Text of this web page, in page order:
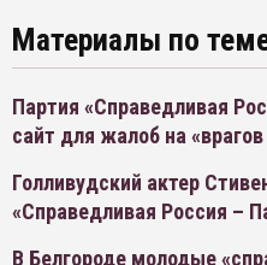
Материалы по
Партия «Справедливая
сайт для жалоб на
Голливудский актер
«Справедливая Россия –
В Белгороде молодые